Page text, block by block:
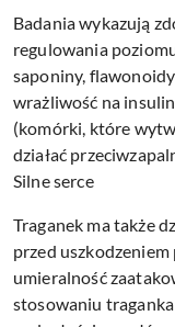
Badania wykazują
regulowania
saponiny,
wrażliwość na
(komórki, które
działać
Silne serce
Traganek ma także
przed
umieralność
stosowaniu